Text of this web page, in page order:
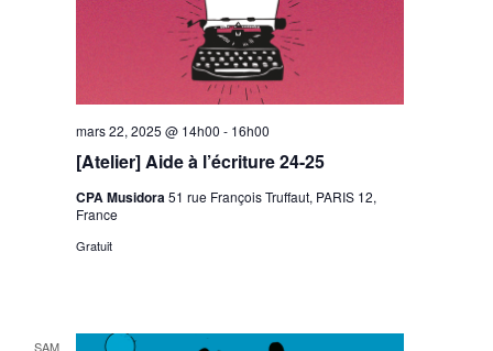
[Atelier] Aide à l’écriture 24-25
mars 22, 2025 @ 14h00 - 16h00
CPA Musidora51 rue François Truffaut, PARIS 12,
France
Gratuit
SAM